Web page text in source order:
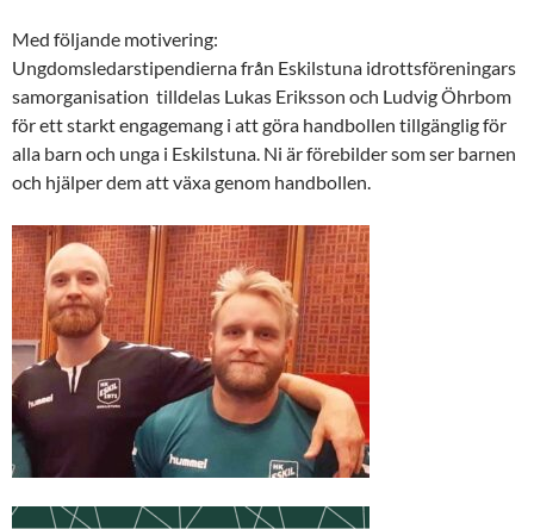
Med följande motivering:
Ungdomsledarstipendierna från Eskilstuna idrottsföreningars
samorganisation tilldelas Lukas Eriksson och Ludvig Öhrbom
för ett starkt engagemang i att göra handbollen tillgänglig för
alla barn och unga i Eskilstuna. Ni är förebilder som ser barnen
och hjälper dem att växa genom handbollen.